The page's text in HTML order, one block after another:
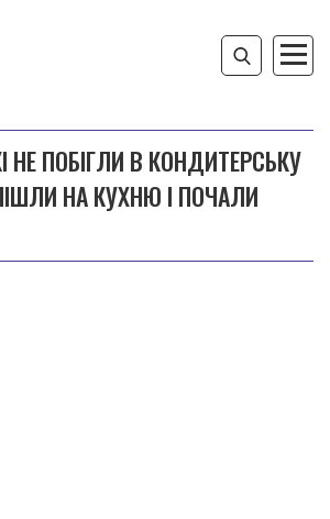
НЕ ПОБІГЛИ В КОНДИТЕРСЬКУ
НА КУХНЮ І ПОЧАЛИ